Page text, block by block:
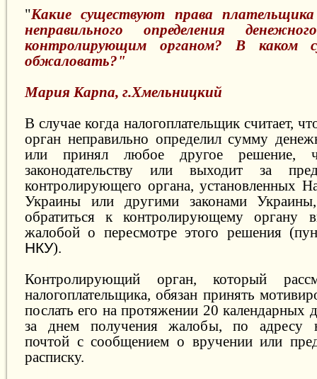
"Какие существуют права
неправильного определения
контролирующим органом? В каком
обжаловать?"
Мария Карпа, г.Хмельницкий
В случае когда налогоплательщик считает,
орган неправильно определил сумму
или принял любое другое решение,
законодательству или выходит за
контролирующего органа, установленных
Украины или другими законами
обратиться к контролирующему органу
жалобой о пересмотре этого решения
НКУ).
Контролирующий орган, который
налогоплательщика, обязан принять
послать его на протяжении 20 календарных
за днем получения жалобы, по адресу
почтой с сообщением о вручении или
расписку.